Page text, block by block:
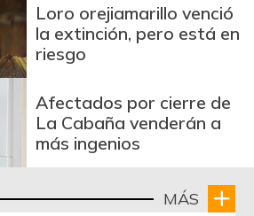
Loro orejiamarillo venció
la extinción, pero está en
riesgo
Afectados por cierre de
La Cabaña venderán a
más ingenios
MÁS